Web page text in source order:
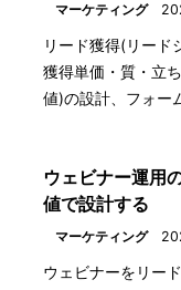
マーケティング
リード獲得(リード
獲得単価・質・立
値)の設計、フォー
ウェビナー運用
値で設計する
マーケティング
ウェビナーをリー